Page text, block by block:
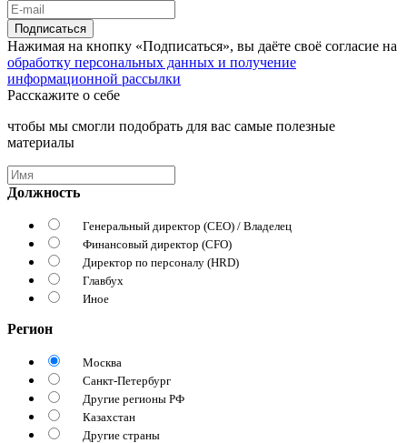
Подписаться
Нажимая на кнопку «Подписаться», вы даёте своё согласие на
обработку персональных данных и получение
информационной рассылки
Расскажите о себе
чтобы мы смогли подобрать для вас самые полезные
материалы
Должность
Генеральный директор (CEO) / Владелец
Финансовый директор (CFO)
Директор по персоналу (HRD)
Главбух
Иное
Регион
Москва
Санкт-Петербург
Другие регионы РФ
Казахстан
Другие страны